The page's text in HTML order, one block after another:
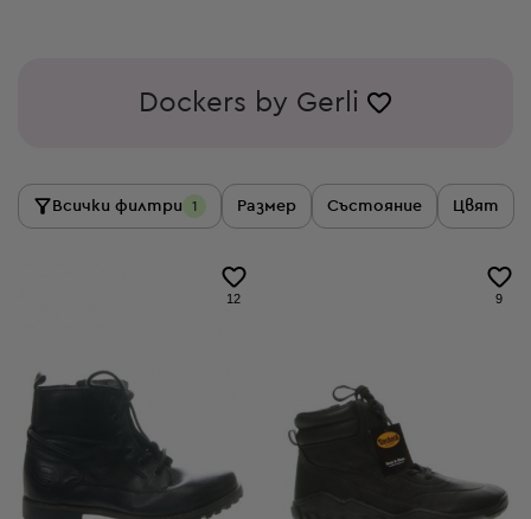
Dockers by Gerli
Всички филтри 1 Размер Състояние Цвят
12 9